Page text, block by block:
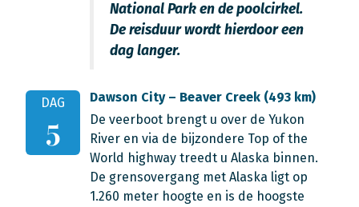
National Park en de poolcirkel.
De reisduur wordt hierdoor een
dag langer.
DAG
5
Dawson City – Beaver Creek (493 km)
De veerboot brengt u over de Yukon
River en via de bijzondere Top of the
World highway treedt u Alaska binnen.
De grensovergang met Alaska ligt op
1.260 meter hoogte en is de hoogste